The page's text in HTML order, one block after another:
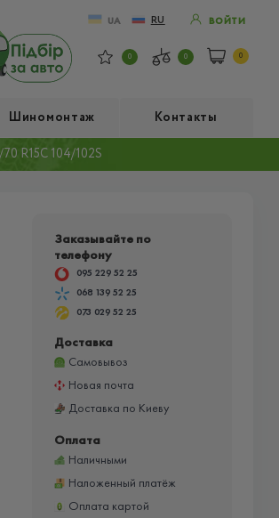
UA RU ВОЙТИ
0 0 0
Шиномонтаж Контакты
R15C 104/102S
Заказывайте по
телефону
095 229 52 25
068 139 52 25
073 029 52 25
Доставка
Самовывоз
Новая почта
Доставка по Киеву
Оплата
Наличными
Наложенный платёж
Оплата картой